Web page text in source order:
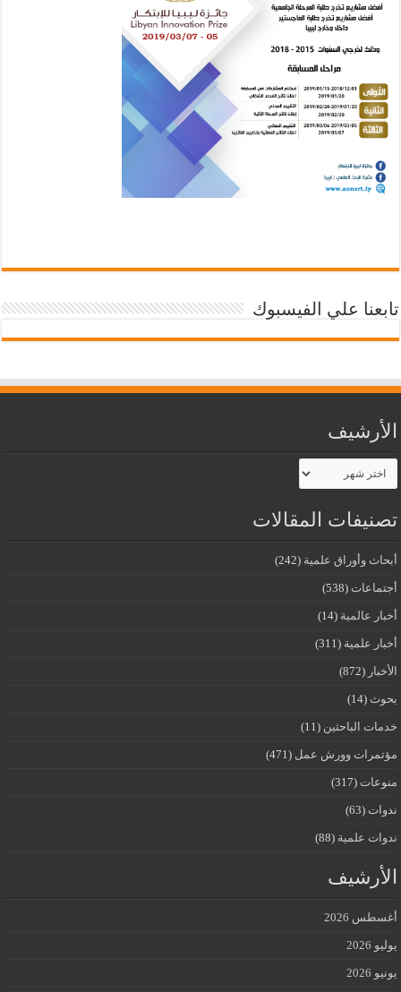
تابعنا علي الفيسبوك
الأرشيف
الأرشيف
تصنيفات المقالات
أبحاث وأوراق علمية (242)
أجتماعات (538)
أخبار عالمية (14)
أخبار علمية (311)
الأخبار (872)
بحوث (14)
خدمات الباحثين (11)
مؤتمرات وورش عمل (471)
منوعات (317)
ندوات (63)
ندوات علمية (88)
الأرشيف
أغسطس 2026
يوليو 2026
يونيو 2026